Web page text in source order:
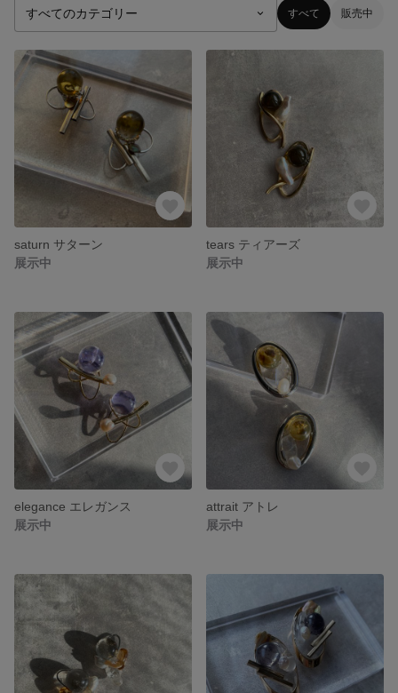
すべて 販売中
saturn サターン
展示中
tears ティアーズ
展示中
elegance エレガンス
展示中
attrait アトレ
展示中